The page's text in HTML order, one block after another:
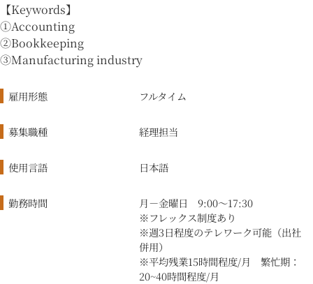
【Keywords】
①Accounting
②Bookkeeping
③Manufacturing industry
雇用形態 フルタイム
募集職種 経理担当
使用言語 日本語
勤務時間
月－金曜日 9:00〜17:30
※フレックス制度あり
※週3日程度のテレワーク可能（出社
併用）
※平均残業15時間程度/月 繁忙期：
20~40時間程度/月